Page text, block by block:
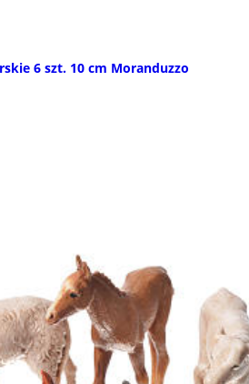
6 szt. 10 cm Moranduzzo